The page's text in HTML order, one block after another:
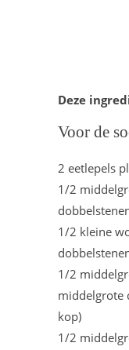
Deze
Voor de
2 eetlepels
1/2
1/2 kleine
1/2
middelgrote
kop)
1/2